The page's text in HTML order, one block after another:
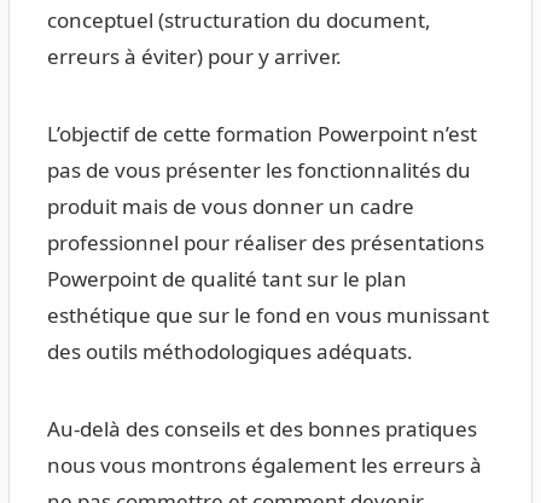
conceptuel (structuration du document,
erreurs à éviter) pour y arriver.
L’objectif de cette formation Powerpoint n’est
pas de vous présenter les fonctionnalités du
produit mais de vous donner un cadre
professionnel pour réaliser des présentations
Powerpoint de qualité tant sur le plan
esthétique que sur le fond en vous munissant
des outils méthodologiques adéquats.
Au-delà des conseils et des bonnes pratiques
nous vous montrons également les erreurs à